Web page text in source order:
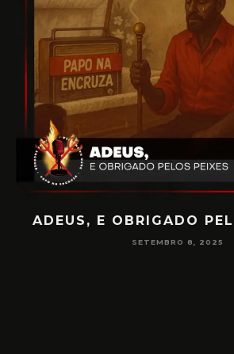
E OBRIGADO PELOS
SETEMBRO 8, 2025